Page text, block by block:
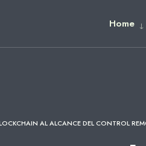
Home
AL ALCANCE DEL CONTROL